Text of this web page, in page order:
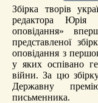
Збірка творів
редактора Юрія
оповідання»
представленої
оповідання з
у яких оспівано
війни. За цю
Державну
письменника.